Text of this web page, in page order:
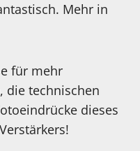
Mehr in
für mehr
die technischen
dieses